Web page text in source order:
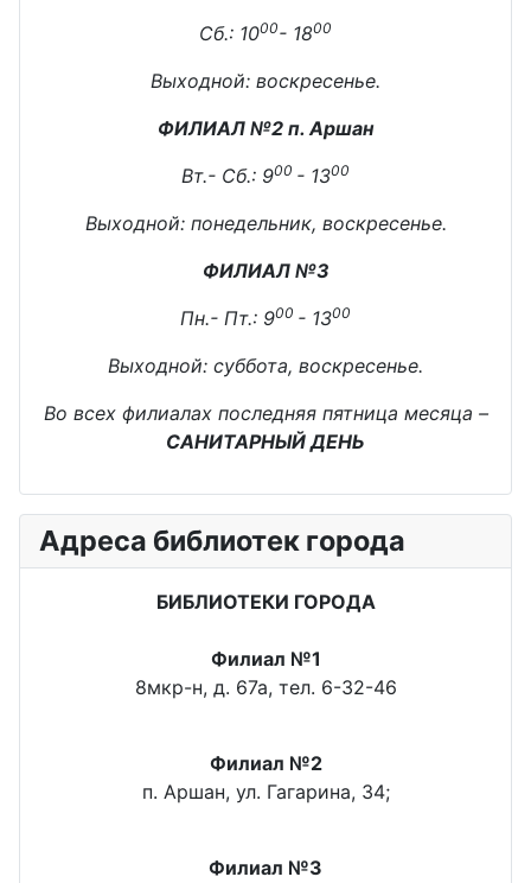
Сб.: 1000- 1800
Выходной: воскресенье.
ФИЛИАЛ №2 п. Аршан
Вт.- Сб.: 900 - 1300
Выходной: понедельник, воскресенье.
ФИЛИАЛ №3
Пн.- Пт.: 900 - 1300
Выходной: суббота, воскресенье.
Во всех филиалах последняя пятница месяца –
САНИТАРНЫЙ ДЕНЬ
Адреса библиотек города
БИБЛИОТЕКИ ГОРОДА
Филиал №1
8мкр-н, д. 67а, тел. 6-32-46
Филиал №2
п. Аршан, ул. Гагарина, 34;
Филиал №3